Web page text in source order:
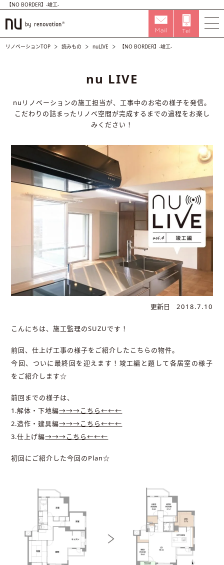
【NO BORDER】-竣工-
リノベーションTOP 読みもの nuLIVE 【NO BORDER】-竣工-
nu LIVE
nuリノベーションの施工担当が、工事中のお宅の様子を発信。
こだわりの詰まったリノベ空間が完成するまでの過程をお楽し
みください！
更新日 2018.7.10
こんにちは、施工監理のSUZUです！
前回、仕上げ工事の様子をご紹介したこちらの物件。
今回、ついに最終回を迎えます！竣工編と題して各居室の様子
をご紹介します☆
前回までの様子は、
1.解体・下地編→→→こちら←←←
2.造作・建具編→→→こちら←←←
3.仕上げ編→→→こちら←←←
初回にご紹介した今回のPlan☆